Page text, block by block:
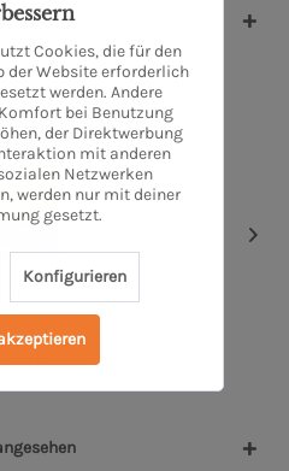
70% Ingwer
1 Stück
Cookies, die für den
der Website erforderlich
werden. Andere
bei Benutzung
der Direktwerbung
mit anderen
Netzwerken
werden nur mit deiner
gesetzt.
Konfigurieren